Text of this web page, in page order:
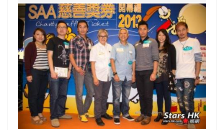
e
b
o
o
k
W
ei
b
o
s
A
p
p
h
at
er l y
Li
n
k